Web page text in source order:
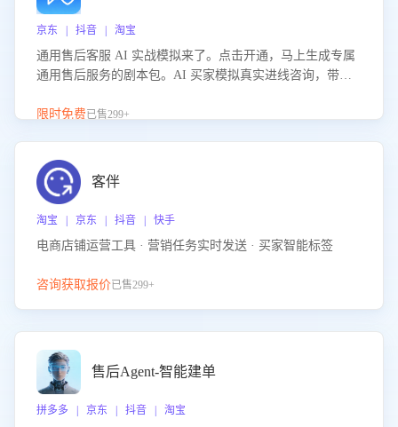
京东 | 抖音 | 淘宝
通用售后客服 AI 实战模拟来了。点击开通，马上生成专属
通用售后服务的剧本包。AI 买家模拟真实进线咨询，带您
的应对要点，轻松提升服务能力。
限时免费已售299+
客伴
淘宝 | 京东 | 抖音 | 快手
电商店铺运营工具 · 营销任务实时发送 · 买家智能标签
咨询获取报价已售299+
售后Agent-智能建单
拼多多 | 京东 | 抖音 | 淘宝